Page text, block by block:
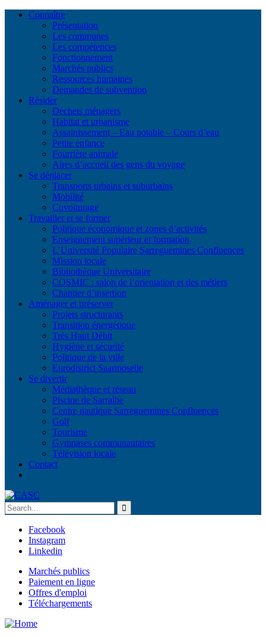
Connaître
Présentation
Les communes
Les compétences
Fonctionnement
Marchés publics
Ressources humaines
Demandes de subvention
Résider
Déchets ménagers
Habitat et urbanisme
Assainissement – Eau potable – Cours d’eau
Petite enfance
Fourrière animale
Aires d’accueil des gens du voyage
Se déplacer
Transports urbains et suburbains
Mobilité
Covoiturage
Travailler et se former
Politique économique et zones d’activités
Enseignement supérieur et formation
L’Université Populaire Sarreguemines Confluences
Mission locale
Bibliothèque Universitaire
COSMIC : salon de l’orientation et des métiers
Chantier d’insertion
Aménager et préserver
Projets structurants
Transition énergétique
Très Haut Débit
Hygiène et sécurité
Politique de la ville
Eurodistrict Saarmoselle
Se divertir
Médiathèque et réseau
Piscine de Sarralbe
Centre nautique Sarreguemines Confluences
Golf
Tourisme
Gymnases communautaires
Télévision locale
Contact
Facebook
Instagram
Linkedin
Marchés publics
Paiement en ligne
Offres d'emploi
Téléchargements